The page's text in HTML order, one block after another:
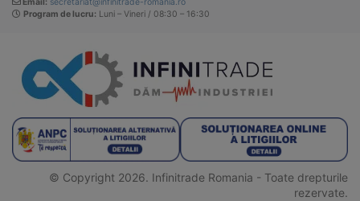
Email: secretariat@infinitrade-romania.ro
Program de lucru: Luni – Vineri / 08:30 – 16:30
© Copyright 2026. Infinitrade Romania - Toate drepturile
rezervate.